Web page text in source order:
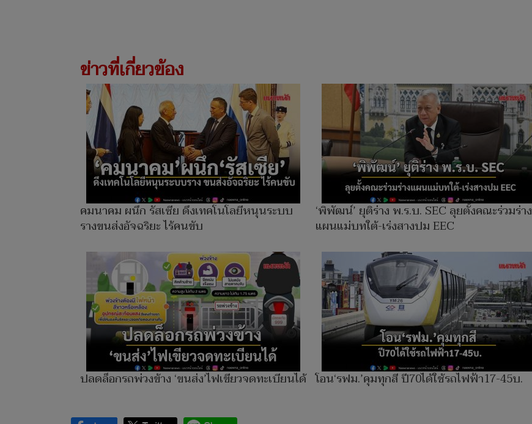
ข่าวที่เกี่ยวข้อง
คมนาคม ผนึก รัสเซีย ดึงเทคโนโลยีหนุนระบบ
รางขนส่งอัจฉริยะ ไร้คนขับ
‘พิพัฒน์’ ยุติร่าง พ.ร.บ. SEC ลุยตั้งคณะร่วมร่าง
แผนแม่บทใต้-เร่งสางปม EEC
ปลดล็อกรถพ่วงข้าง ‘ขนส่ง’ไฟเขียวจดทะเบียนได้ โอน‘รฟม.’คุมทุกสี ปี70ได้ใช้รถไฟฟ้า17-45บ.